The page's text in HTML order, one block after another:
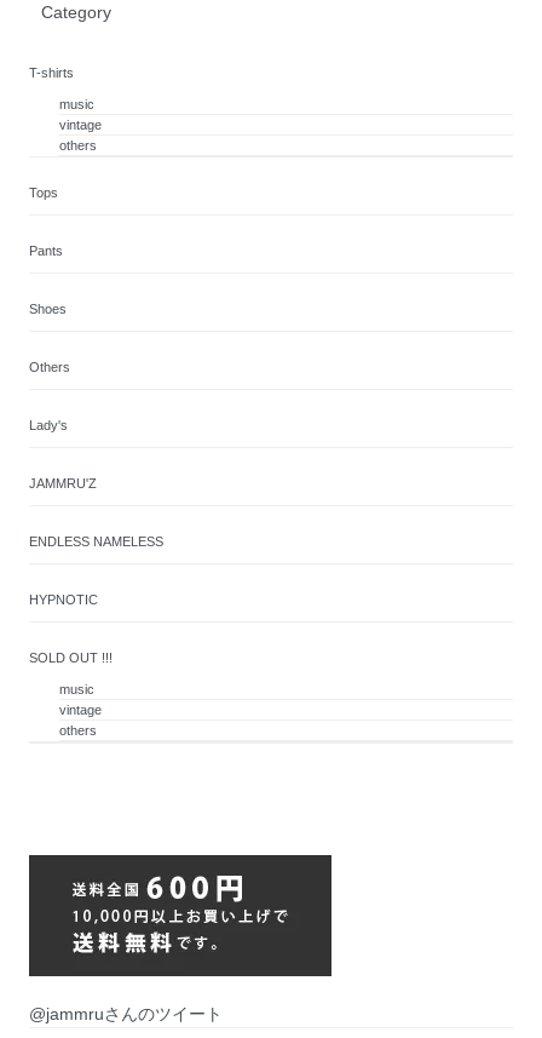
Category
T-shirts
music
vintage
others
Tops
Pants
Shoes
Others
Lady's
JAMMRU'Z
ENDLESS NAMELESS
HYPNOTIC
SOLD OUT !!!
music
vintage
others
@jammruさんのツイート